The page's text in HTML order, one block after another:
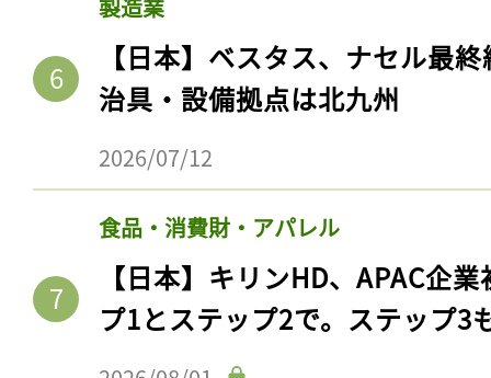
製造業
【日本】ベスタス、ナセル最
治具・設備拠点は北九州
2026/07/12
食品・消費財・アパレル
【日本】キリンHD、APAC企
プ1とステップ2で。ステップ3